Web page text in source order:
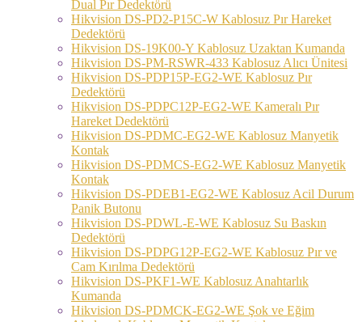
Dual Pır Dedektörü
Hikvision DS-PD2-P15C-W Kablosuz Pır Hareket
Dedektörü
Hikvision DS-19K00-Y Kablosuz Uzaktan Kumanda
Hikvision DS-PM-RSWR-433 Kablosuz Alıcı Ünitesi
Hikvision DS-PDP15P-EG2-WE Kablosuz Pır
Dedektörü
Hikvision DS-PDPC12P-EG2-WE Kameralı Pır
Hareket Dedektörü
Hikvision DS-PDMC-EG2-WE Kablosuz Manyetik
Kontak
Hikvision DS-PDMCS-EG2-WE Kablosuz Manyetik
Kontak
Hikvision DS-PDEB1-EG2-WE Kablosuz Acil Durum
Panik Butonu
Hikvision DS-PDWL-E-WE Kablosuz Su Baskın
Dedektörü
Hikvision DS-PDPG12P-EG2-WE Kablosuz Pır ve
Cam Kırılma Dedektörü
Hikvision DS-PKF1-WE Kablosuz Anahtarlık
Kumanda
Hikvision DS-PDMCK-EG2-WE Şok ve Eğim